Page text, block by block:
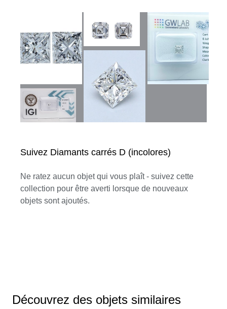
Suivez Diamants carrés D (incolores)
Ne ratez aucun objet qui vous plaît - suivez cette
collection pour être averti lorsque de nouveaux
objets sont ajoutés.
Découvrez des objets similaires